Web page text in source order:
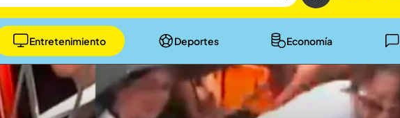
Entretenimiento Deportes Economía